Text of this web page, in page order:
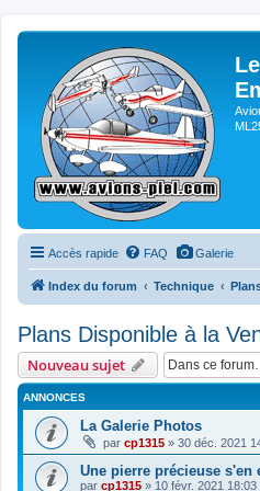
Accès rapide FAQ Galerie
Index du forum Technique
Plans Disponible à la
Nouveau sujet
ANNONCES
La Galerie Photos
par cp1315 » 30 déc. 2021
Une pierre précieuse s'en
par cp1315 » 10 févr. 2021 18:03